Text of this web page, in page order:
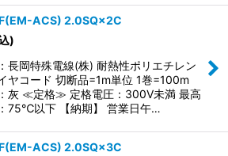
ACS) 2.0SQ×2C
)
長岡特殊電線(株) 耐熱性ポリエチレン
ヤコード 切断品=1m単位 1巻=100m
灰 ≪定格≫ 定格電圧：300V未満 最高
75℃以下 【納期】 営業日午…
ACS) 2.0SQ×3C